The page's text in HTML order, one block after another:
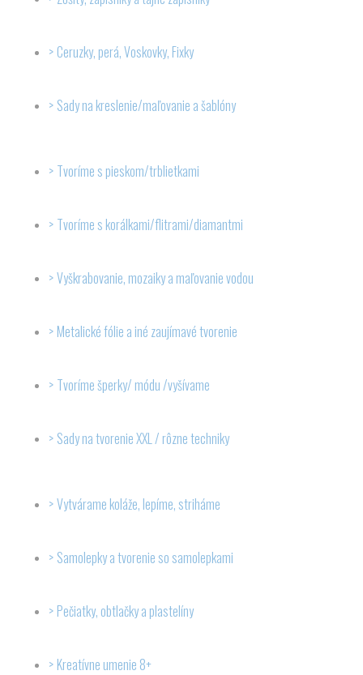
Ceruzky, perá, Voskovky, Fixky
Sady na kreslenie/maľovanie a šablóny
Tvoríme s pieskom/trblietkami
Tvoríme s korálkami/flitrami/diamantmi
Vyškrabovanie, mozaiky a maľovanie vodou
Metalické fólie a iné zaujímavé tvorenie
Tvoríme šperky/ módu /vyšívame
Sady na tvorenie XXL / rôzne techniky
Vytvárame koláže, lepíme, striháme
Samolepky a tvorenie so samolepkami
Pečiatky, obtlačky a plastelíny
Kreatívne umenie 8+